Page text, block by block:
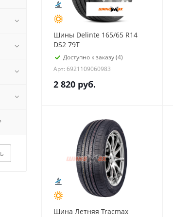
Шины Delinte 165/65 R14
DS2 79T
Доступно к заказу (4)
Арт: 6921109060983
2 820 руб.
Шина Летняя Tracmax